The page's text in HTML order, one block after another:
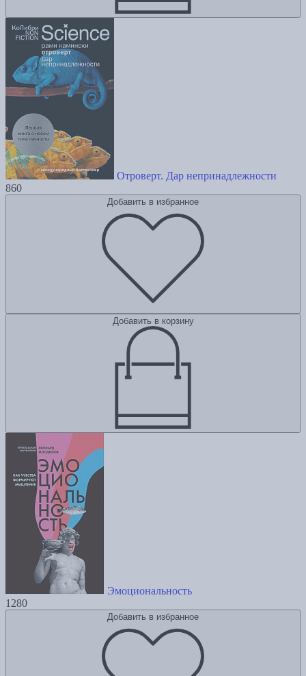
Отроверт. Дар непринадлежности
860
Добавить в избранное
Добавить в корзину
Эмоциональность
1280
Добавить в избранное